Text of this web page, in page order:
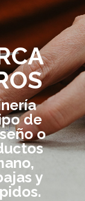
de
o
y